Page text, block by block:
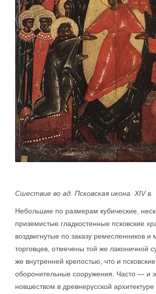
Сшествие во ад. Псковская икона. XIV в.
Небольшие по размерам кубические,
приземистые гладкостенные псковские
воздвигнутые по заказу ремесленников и
торговцев, отмечены той же лаконичной
же внутренней крепостью, что и псковские
оборонительные сооружения. Часто — и
новшеством в древнерусской